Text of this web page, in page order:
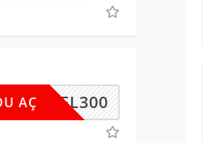
OTEL300
AÇ